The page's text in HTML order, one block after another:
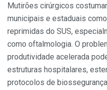
Mutirões cirúrgicos
municipais e estaduais
reprimidas do SUS,
como oftalmologia. O
produtividade acelerada
estruturas hospitalares,
protocolos de